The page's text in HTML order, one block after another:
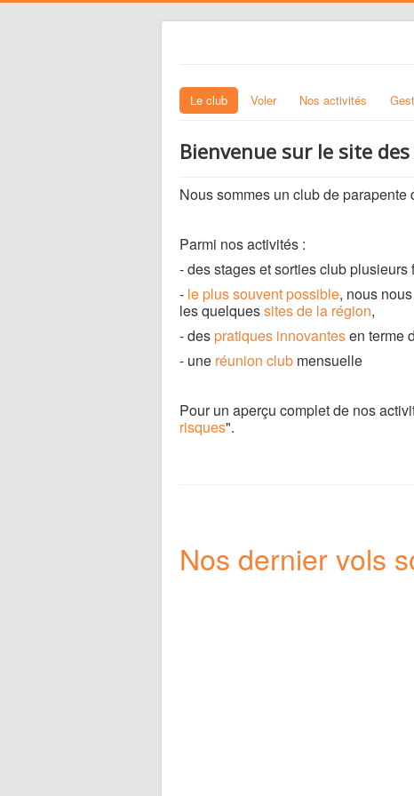
Le club Voler Nos activités
Bienvenue sur le site
Nous sommes un club de
Parmi nos activités :
- des stages et sorties club plusieurs
- le plus souvent possible, nous
les quelquessites de la région,
- despratiques innovantesen terme
- une réunion club mensuelle
Pour un aperçu complet de nos
risques".
Nos dernier vols